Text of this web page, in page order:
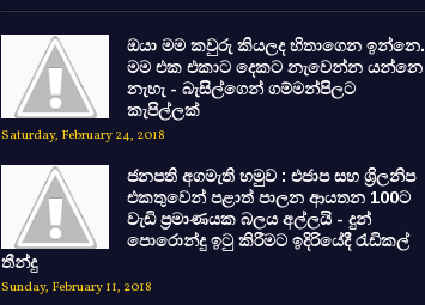
ඔයා මම කවුරු කියලද හිතාගෙන ඉන්නෙ.
මම එක එකාට දෙකට නැවෙන්න යන්නෙ
නැහැ - බැසිල්ගෙන් ගම්මන්පිලට
කැපිල්ලක්
Saturday, February 24, 2018
ජනපති අගමැති හමුව : එජාප සහ ශ්‍රිලනිප
එකතුවෙන් පළාත් පාලන ආයතන 100ට
වැඩි ප්‍රමාණයක බලය අල්ලයි - දුන්
පොරොන්දු ඉටු කිරීමට ඉදිරියේදී රැඩිකල්
තීන්දු
Sunday, February 11, 2018